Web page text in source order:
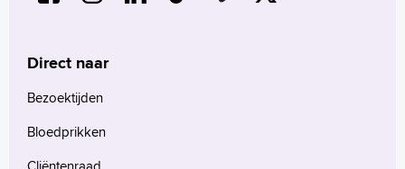
Direct naar
Bezoektijden
Bloedprikken